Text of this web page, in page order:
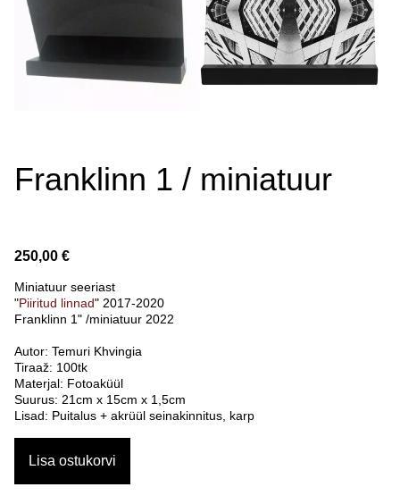
Franklinn 1 / miniatuur
250,00 €
Miniatuur seeriast
"Piiritud linnad" 2017-2020
Franklinn 1" /miniatuur 2022
Autor: Temuri Khvingia
Tiraaž: 100tk
Materjal: Fotoaküül
Suurus: 21cm x 15cm x 1,5cm
Lisad: Puitalus + akrüül seinakinnitus, karp
Lisa ostukorvi